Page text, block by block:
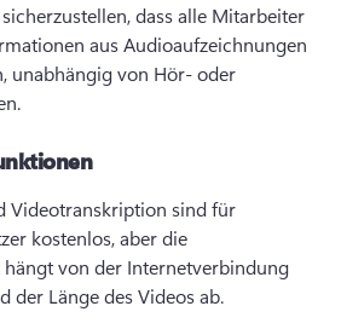
dass alle Mitarbeiter
aus Audioaufzeichnungen
unabhängig von Hör- oder
Videotranskription sind für
kostenlos, aber die
hängt von der Internetverbindung
der Länge des Videos ab.